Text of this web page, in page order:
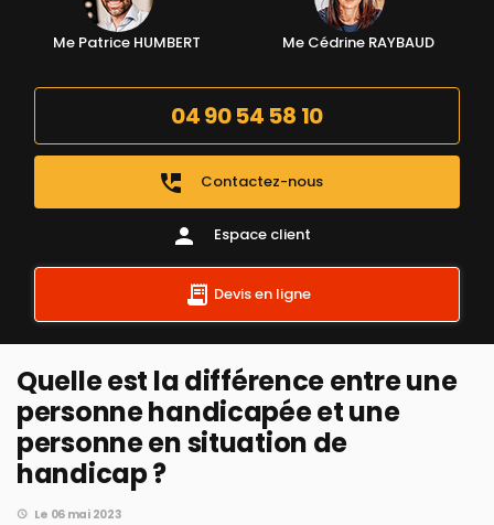
Me Patrice HUMBERT Me Cédrine RAYBAUD
04 90 54 58 10
perm_phone_msg Contactez-nous
person Espace client
Devis en ligne
Quelle est la différence entre une
personne handicapée et une
personne en situation de
handicap ?
Le 06 mai 2023